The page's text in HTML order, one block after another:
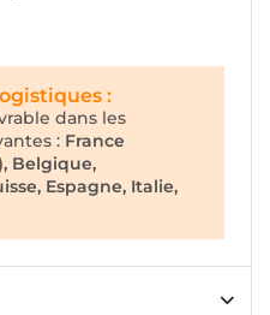
:
dans les
: France
Belgique,
Espagne, Italie,